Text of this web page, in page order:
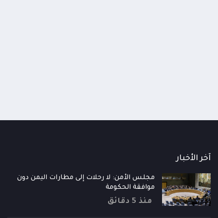
آخر الأخبار
مجلس الأمن: لا رحلات إلى مطارات اليمن دون
موافقة الحكومة
منذ 5 دقائق